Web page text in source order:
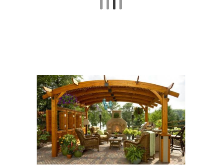
Камин от печи Печь для беседки
Мангал в беседке Крыша в беседку